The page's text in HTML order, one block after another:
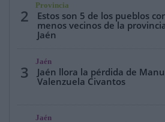
2
Provincia
Estos son 5 de los pueblos
menos vecinos de la
Jaén
3
Jaén
Jaén llora la pérdida de
Valenzuela Civantos
Jaén